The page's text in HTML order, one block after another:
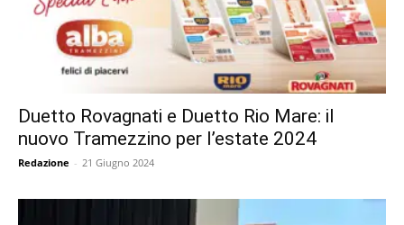
Duetto Rovagnati e Duetto Rio Mare: il
nuovo Tramezzino per l’estate 2024
Redazione - 21 Giugno 2024